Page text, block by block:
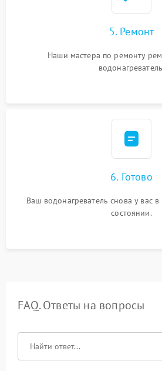
5. Ремонт
Наши мастера по ремонту
6. Готово
Ваш водонагреватель снова у вас
состоянии.
FAQ. Ответы на вопросы